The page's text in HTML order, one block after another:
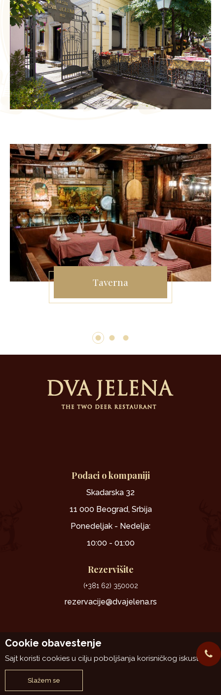
Taverna
1 2 3
Podaci o kompaniji
Skadarska 32
11 000 Beograd, Srbija
Ponedeljak - Nedelja:
10:00 - 01:00
Rezervišite
(+381 62) 350002
rezervacije@dvajelena.rs
@2026 www.dvajelena.rs
Cookie obavestenje
Sajt koristi cookies u cilju poboljšanja korisničkog iskustva.
Slažem se